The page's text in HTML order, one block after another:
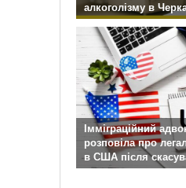
алкоголізму в
Імміграційний
розповіла про
в США після